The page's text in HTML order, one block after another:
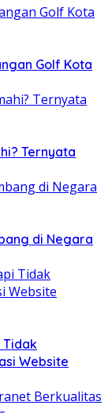
Golf Kota
Ternyata
di Negara
Tidak
Website